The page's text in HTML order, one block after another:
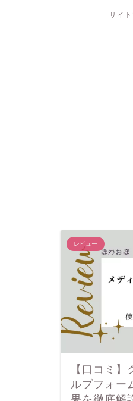
サイ
レビュー
【口コミ
ルプフォー